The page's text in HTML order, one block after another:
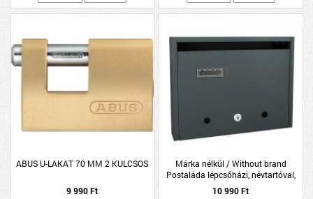
ABUS U-LAKAT 70 MM 2 KULCSOS
9 990 Ft
Márka nélkül / Without brand
Postaláda lépcsőházi, névtartóval,
felnyíló, fekvő, 35x27 cm antracit
10 990 Ft